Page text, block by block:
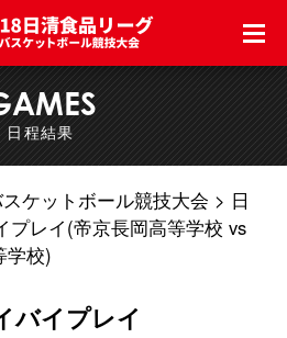
日程結果
ケットボール競技大会
日
プレイ(帝京長岡高等学校 vs
学校)
バイプレイ